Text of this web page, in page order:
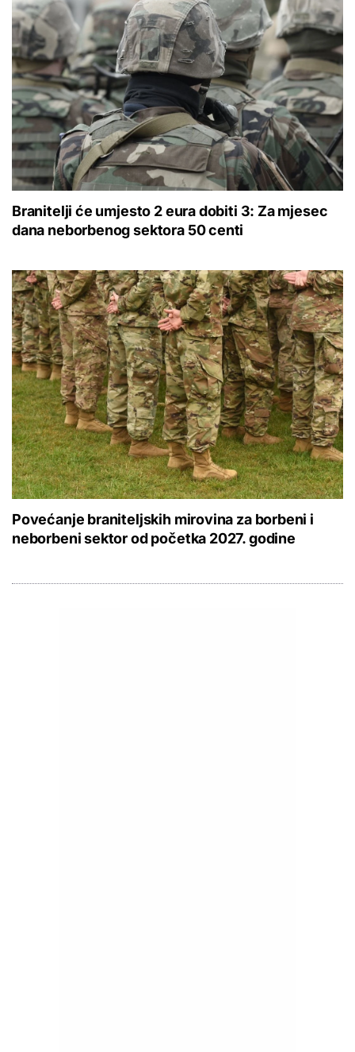
Branitelji će umjesto 2 eura dobiti 3: Za mjesec
dana neborbenog sektora 50 centi
Povećanje braniteljskih mirovina za borbeni i
neborbeni sektor od početka 2027. godine